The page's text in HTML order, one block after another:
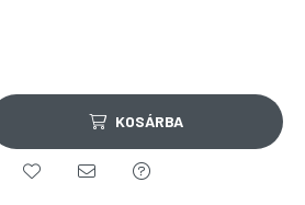
KOSÁRBA